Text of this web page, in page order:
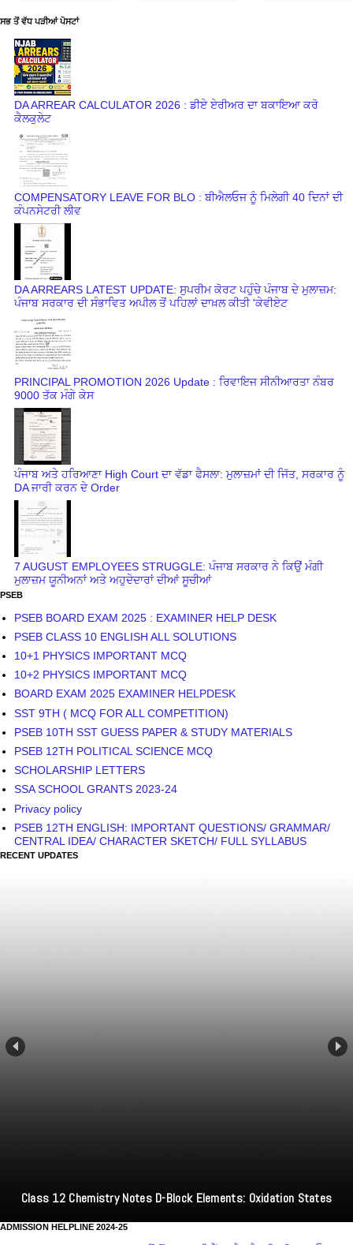
ਸਭ ਤੋਂ ਵੱਧ ਪੜੀਆਂ ਪੋਸਟਾਂ
DA ARREAR CALCULATOR 2026 : ਡੀਏ ਏਰੀਅਰ ਦਾ ਬਕਾਇਆ ਕਰੋ
ਕੈਲਕੁਲੇਟ
COMPENSATORY LEAVE FOR BLO : ਬੀਐਲਓਜ ਨੂੰ ਮਿਲੇਗੀ 40 ਦਿਨਾਂ ਦੀ
ਕੰਪਨਸੇਟਰੀ ਲੀਵ
DA ARREARS LATEST UPDATE: ਸੁਪਰੀਮ ਕੋਰਟ ਪਹੁੰਚੇ ਪੰਜਾਬ ਦੇ ਮੁਲਾਜ਼ਮ:
ਪੰਜਾਬ ਸਰਕਾਰ ਦੀ ਸੰਭਾਵਿਤ ਅਪੀਲ ਤੋਂ ਪਹਿਲਾਂ ਦਾਖ਼ਲ ਕੀਤੀ 'ਕੇਵੀਏਟ
PRINCIPAL PROMOTION 2026 Update : ਰਿਵਾਇਜ ਸੀਨੀਆਰਤਾ ਨੰਬਰ
9000 ਤੱਕ ਮੰਗੇ ਕੇਸ
ਪੰਜਾਬ ਅਤੇ ਹਰਿਆਣਾ High Court ਦਾ ਵੱਡਾ ਫੈਸਲਾ: ਮੁਲਾਜ਼ਮਾਂ ਦੀ ਜਿੱਤ, ਸਰਕਾਰ ਨੂੰ
DA ਜਾਰੀ ਕਰਨ ਦੇ Order
7 AUGUST EMPLOYEES STRUGGLE: ਪੰਜਾਬ ਸਰਕਾਰ ਨੇ ਕਿਉਂ ਮੰਗੀ
ਮੁਲਾਜ਼ਮ ਯੂਨੀਅਨਾਂ ਅਤੇ ਅਹੁਦੇਦਾਰਾਂ ਦੀਆਂ ਸੂਚੀਆਂ
PSEB
PSEB BOARD EXAM 2025 : EXAMINER HELP DESK
PSEB CLASS 10 ENGLISH ALL SOLUTIONS
10+1 PHYSICS IMPORTANT MCQ
10+2 PHYSICS IMPORTANT MCQ
BOARD EXAM 2025 EXAMINER HELPDESK
SST 9TH ( MCQ FOR ALL COMPETITION)
PSEB 10TH SST GUESS PAPER & STUDY MATERIALS
PSEB 12TH POLITICAL SCIENCE MCQ
SCHOLARSHIP LETTERS
SSA SCHOOL GRANTS 2023-24
Privacy policy
PSEB 12TH ENGLISH: IMPORTANT QUESTIONS/ GRAMMAR/
CENTRAL IDEA/ CHARACTER SKETCH/ FULL SYLLABUS
RECENT UPDATES
Class 12 Chemistry Notes D-Block Elements: Oxidation States
ADMISSION HELPLINE 2024-25